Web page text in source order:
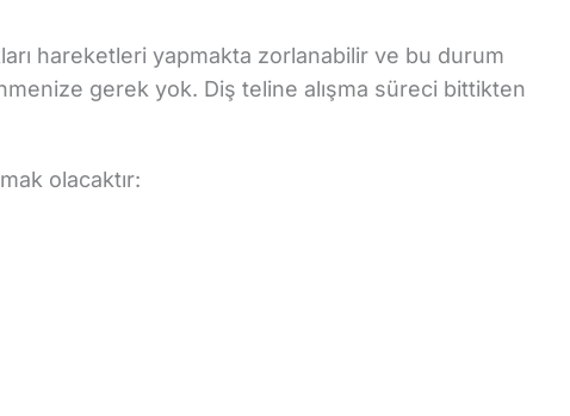
hareketleri yapmakta zorlanabilir ve bu durum
gerek yok. Diş teline alışma süreci bittikten
olacaktır: